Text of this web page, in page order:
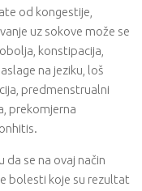
od kongestije,
uz sokove može se
konstipacija,
na jeziku, loš
predmenstrualni
prekomjerna
da se na ovaj način
bolesti koje su rezultat